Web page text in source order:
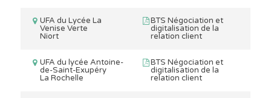
UFA du Lycée La
Venise Verte
Niort
BTS Négociation et
digitalisation de la
relation client
UFA du lycée Antoine-
de-Saint-Exupéry
La Rochelle
BTS Négociation et
digitalisation de la
relation client